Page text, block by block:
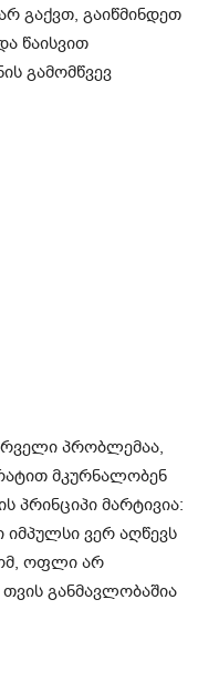
გაქვთ, გაიწმინდეთ
წაისვით
გამომწვევ
პრობლემაა,
მკურნალობენ
პრინციპი მარტივია:
ვერ აღწევს
ოფლი არ
განმავლობაშია